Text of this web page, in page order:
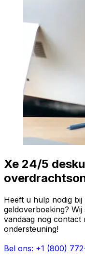
Xe 24/5
Heeft u hulp nodig
geldoverboeking?
vandaag nog
ondersteuning!
Bel ons: +1 (800)